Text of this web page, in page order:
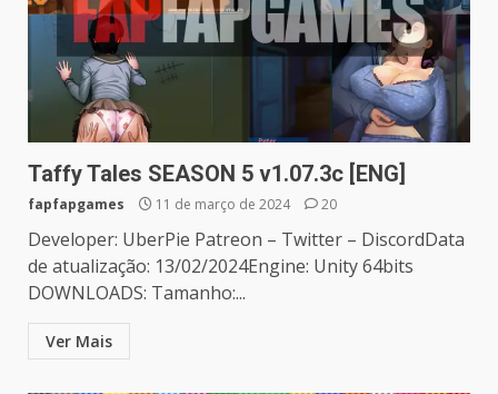
Taffy Tales SEASON 5 v1.07.3c [ENG]
fapfapgames 11 de março de 2024 20
Developer: UberPie Patreon – Twitter – DiscordData
de atualização: 13/02/2024Engine: Unity 64bits
DOWNLOADS: Tamanho:...
Ver Mais